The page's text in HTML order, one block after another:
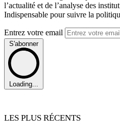
l’actualité et de l’analyse des
Indispensable pour suivre la
Entrez votre email
S'abonner
Loading...
LES PLUS RÉCENTS